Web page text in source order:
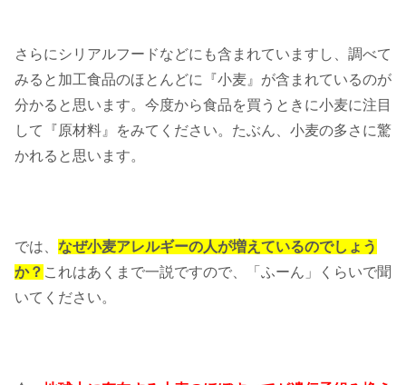
さらにシリアルフードなどにも含まれていますし、調べて
みると加工食品のほとんどに『小麦』が含まれているのが
分かると思います。今度から食品を買うときに小麦に注目
して『原材料』をみてください。たぶん、小麦の多さに驚
かれると思います。
では、 なぜ小麦アレルギーの人が増えているのでしょう
か？ これはあくまで一説ですので、「ふーん」くらいで聞
いてください。